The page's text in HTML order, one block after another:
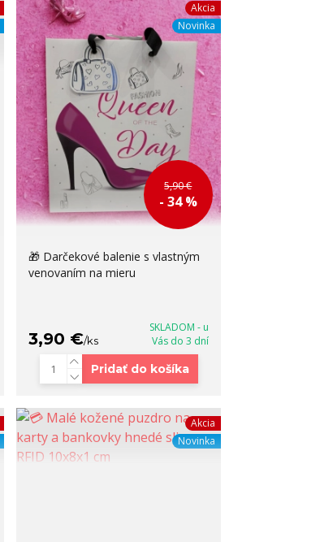
Akcia
Novinka
5,90 €
- 34 %
🎁 Darčekové balenie s vlastným
venovaním na mieru
3,90 €/ks
SKLADOM - u
Vás do 3 dní
Pridať do košíka
Akcia
Novinka